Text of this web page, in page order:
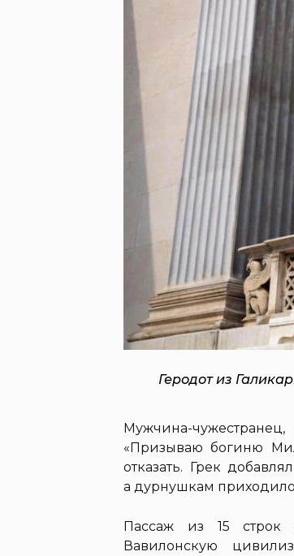
Геродот из
Мужчина-
«Призываю богиню
отказать. Грек
а дурнушкам
Пассаж из 15 строк
Вавилонскую